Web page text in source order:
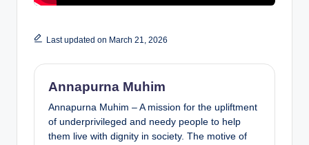
Last updated on March 21, 2026
Annapurna Muhim
Annapurna Muhim – A mission for the upliftment
of underprivileged and needy people to help
them live with dignity in society. The motive of